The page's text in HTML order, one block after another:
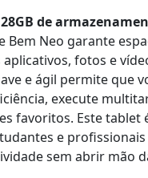
de
Bem Neo garante
fotos e
e ágil permite que
execute
favoritos. Este tablet
e
sem abrir mão